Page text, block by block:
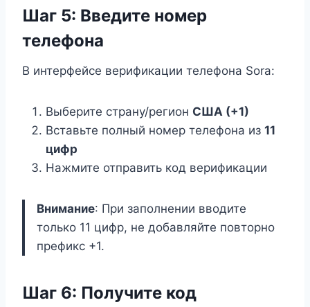
Шаг 5: Введите номер
телефона
В интерфейсе верификации телефона Sora:
Выберите страну/регион США (+1)
Вставьте полный номер телефона из 11
цифр
Нажмите отправить код верификации
Внимание: При заполнении вводите
только 11 цифр, не добавляйте повторно
префикс +1.
Шаг 6: Получите код